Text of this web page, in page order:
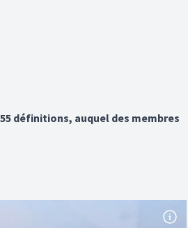
définitions, auquel des membres